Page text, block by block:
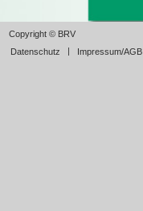
Copyright © BRV
Datenschutz
Impressum/AGB